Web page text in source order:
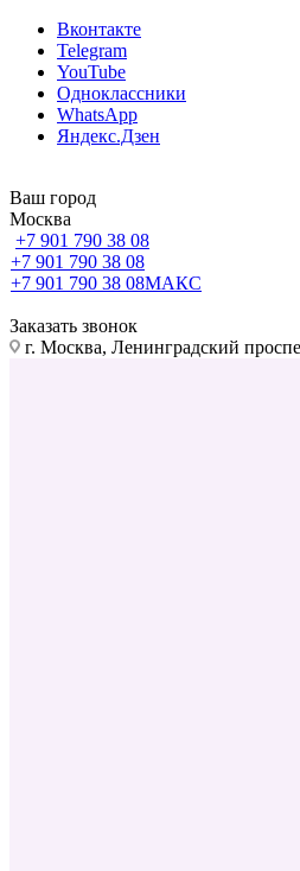
Вконтакте
Telegram
YouTube
Одноклассники
WhatsApp
Яндекс.Дзен
Ваш город
Москва
+7 901 790 38 08
+7 901 790 38 08
+7 901 790 38 08МАКС
Заказать звонок
г. Москва, Ленинградский